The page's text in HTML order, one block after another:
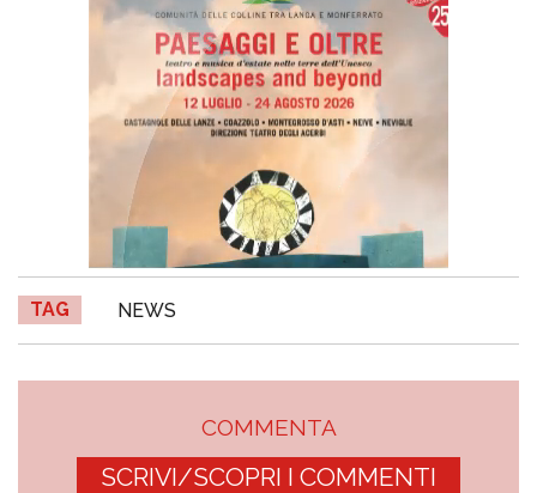
TAG NEWS
COMMENTA
SCRIVI/SCOPRI I COMMENTI